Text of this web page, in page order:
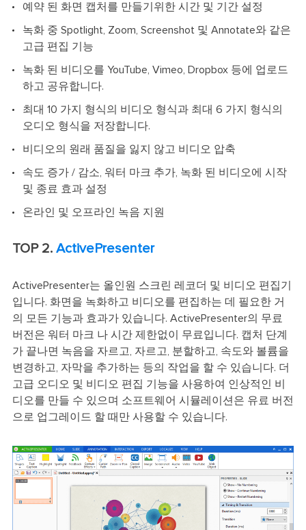
예약 된 화면 캡처를 만들기위한 시간 및 기간 설정
녹화 중 Spotlight, Zoom, Screenshot 및 Annotate와 같은
고급 편집 기능
녹화 된 비디오를 YouTube, Vimeo, Dropbox 등에 업로드
하고 공유합니다.
최대 10 가지 형식의 비디오 형식과 최대 6 가지 형식의
오디오 형식을 저장합니다.
비디오의 원래 품질을 잃지 않고 비디오 압축
속도 증가 / 감소, 워터 마크 추가, 녹화 된 비디오에 시작
및 종료 효과 설정
온라인 및 오프라인 녹음 지원
TOP 2. ActivePresenter
ActivePresenter는 올인원 스크린 레코더 및 비디오 편집기
입니다. 화면을 녹화하고 비디오를 편집하는 데 필요한 거
의 모든 기능과 효과가 있습니다. ActivePresenter의 무료
버전은 워터 마크 나 시간 제한없이 무료입니다. 캡처 단계
가 끝나면 녹음을 자르고, 자르고, 분할하고, 속도와 볼륨을
변경하고, 자막을 추가하는 등의 작업을 할 수 있습니다. 더
고급 오디오 및 비디오 편집 기능을 사용하여 인상적인 비
디오를 만들 수 있으며 소프트웨어 시뮬레이션은 유료 버전
으로 업그레이드 할 때만 사용할 수 있습니다.